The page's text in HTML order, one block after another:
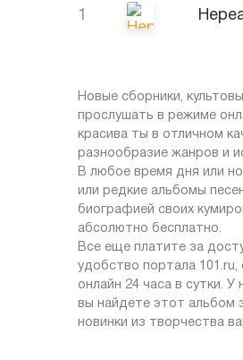
1
Новые сборники,
прослушать в режиме
красива ты в отличном
разнообразие жанров и
В любое время дня или
или редкие альбомы
биографией своих
абсолютно бесплатно.
Все еще платите за
удобство портала
онлайн 24 часа в сутки.
вы найдете этот альбом
новинки из творчества